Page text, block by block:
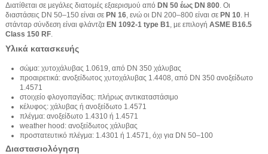
Διατίθεται σε μεγάλες διατομές εξαερισμού από DN 50 έως DN 800. Οι
διαστάσεις DN 50–150 είναι σε PN 16, ενώ οι DN 200–800 είναι σε PN 10. Η
στάνταρ σύνδεση είναι φλάντζα EN 1092-1 type B1, με επιλογή ASME B16.5
Class 150 RF.
Υλικά κατασκευής
σώμα: χυτοχάλυβας 1.0619, από DN 350 χάλυβας
προαιρετικά: ανοξείδωτος χυτοχάλυβας 1.4408, από DN 350 ανοξείδωτο
1.4571
στοιχείο φλογοπαγίδας: πλήρως αντικαταστάσιμο
κέλυφος: χάλυβας ή ανοξείδωτο 1.4571
πλέγμα: ανοξείδωτο 1.4310 ή 1.4571
weather hood: ανοξείδωτος χάλυβας
προστατευτικό πλέγμα: 1.4301 ή 1.4571, όχι για DN 50–100
Διαστασιολόγηση